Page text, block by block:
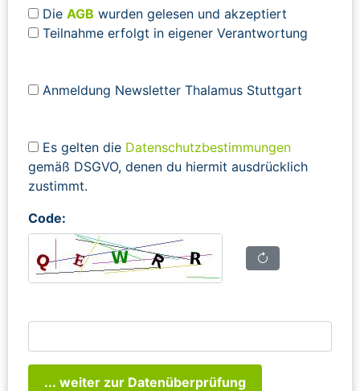
Die AGB wurden gelesen und akzeptiert
Teilnahme erfolgt in eigener Verantwortung
Anmeldung Newsletter Thalamus Stuttgart
Es gelten die Datenschutzbestimmungen
gemäß DSGVO, denen du hiermit ausdrücklich
zustimmt.
Code:
... weiter zur Datenüberprüfung